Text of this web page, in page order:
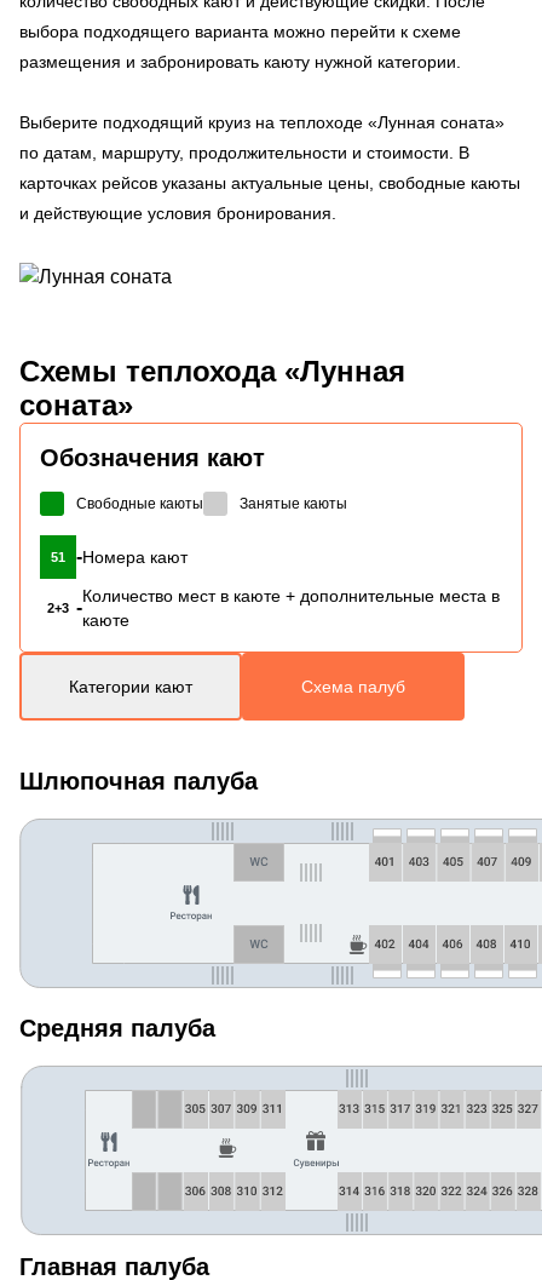
выбора подходящего варианта можно перейти к схеме
размещения и забронировать каюту нужной категории.
Выберите подходящий круиз на теплоходе «Лунная соната»
по датам, маршруту, продолжительности и стоимости. В
карточках рейсов указаны актуальные цены, свободные каюты
и действующие условия бронирования.
Схемы теплохода «Лунная
соната»
Обозначения кают
Свободные каюты Занятые каюты
51 -Номера кают
2+3 -
Количество мест в каюте + дополнительные места в
каюте
Категории кают Схема палуб
Шлюпочная палуба
Средняя палуба
Главная палуба